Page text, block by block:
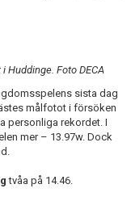
Huddinge. Foto DECA
sista dag
målfotot i försöken
personliga rekordet. I
mer – 13.97w. Dock
tvåa på 14.46.